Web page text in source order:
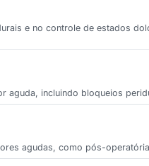
e no controle de estados
aguda, incluindo bloqueios
agudas, como pós-